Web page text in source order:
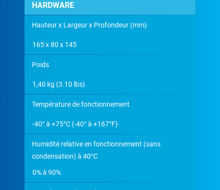
HARDWARE
Hauteur x Largeur x Profondeur (mm)
165 x 80 x 145
Poids
1,40 kg (3.10 lbs)
Température de fonctionnement
-40° à +75°C (-40° à +167°F)
Humidité relative en fonctionnement (sans
condensation) à 40°C
0% à 90%